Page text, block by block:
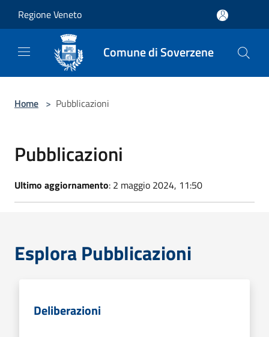
Regione Veneto
Comune di Soverzene
Home > Pubblicazioni
Pubblicazioni
Ultimo aggiornamento: 2 maggio 2024, 11:50
Esplora Pubblicazioni
Deliberazioni